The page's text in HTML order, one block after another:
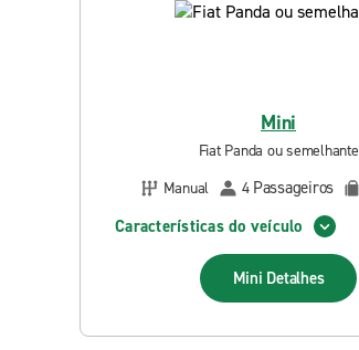
Mini
Fiat Panda ou semelhante
Manual
4 Passageiros
Características do veículo
Mini Detalhes